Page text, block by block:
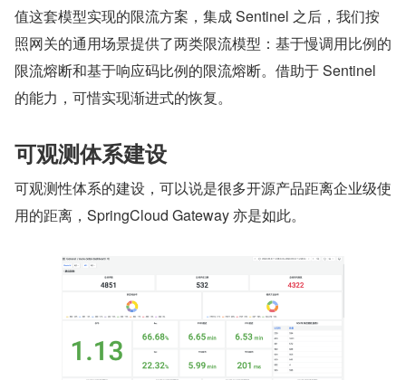
值这套模型实现的限流方案，集成 Sentinel 之后，我们按
照网关的通用场景提供了两类限流模型：基于慢调用比例的
限流熔断和基于响应码比例的限流熔断。借助于 Sentinel
的能力，可惜实现渐进式的恢复。
可观测体系建设
可观测性体系的建设，可以说是很多开源产品距离企业级使
用的距离，SpringCloud Gateway 亦是如此。